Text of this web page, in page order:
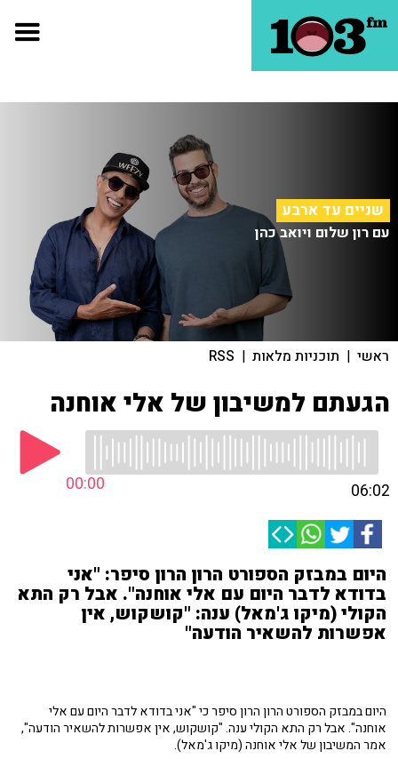
שניים עד ארבע
עם רון שלום ויואב כהן
ראשי | תוכניות מלאות |
RSS
הגעתם למשיבון של אלי אוחנה
00:00 06:02
היום במבזק הספורט הרון הרון סיפר: "אני
בדודא לדבר היום עם אלי אוחנה". אבל רק התא
הקולי (מיקו ג'מאל) ענה: "קושקוש, אין
אפשרות להשאיר הודעה"
היום במבזק הספורט הרון הרון סיפר כי "אני בדודא לדבר היום עם אלי
אוחנה". אבל רק התא הקולי ענה. "קושקוש, אין אפשרות להשאיר הודעה",
אמר המשיבון של אלי אוחנה (מיקו ג'מאל).